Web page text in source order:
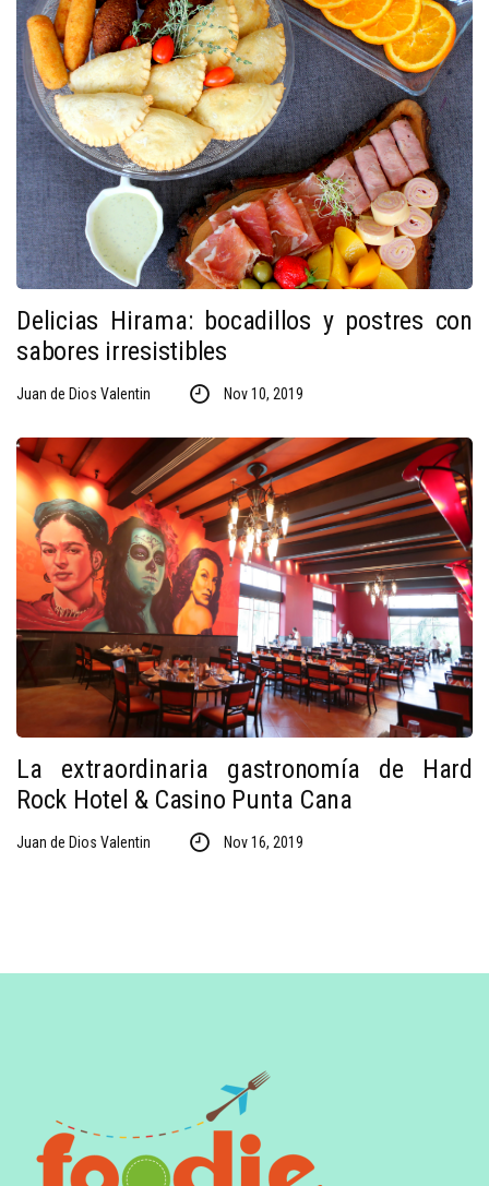
Delicias Hirama: bocadillos y postres con
sabores irresistibles
Juan de Dios Valentin Nov 10, 2019
La extraordinaria gastronomía de Hard
Rock Hotel & Casino Punta Cana
Juan de Dios Valentin Nov 16, 2019